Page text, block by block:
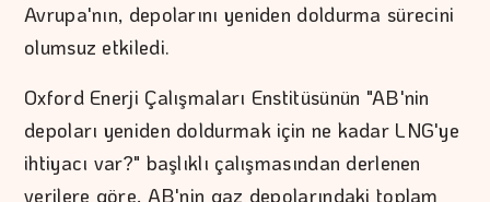
Avrupa'nın, depolarını yeniden doldurma sürecini
olumsuz etkiledi.
Oxford Enerji Çalışmaları Enstitüsünün "AB'nin
depoları yeniden doldurmak için ne kadar LNG'ye
ihtiyacı var?" başlıklı çalışmasından derlenen
verilere göre, AB'nin gaz depolarındaki toplam